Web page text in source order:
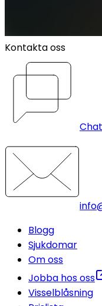
Kontakta oss
Blogg
Sjukdomar
Om oss
Jobba hos oss
Visselblåsning